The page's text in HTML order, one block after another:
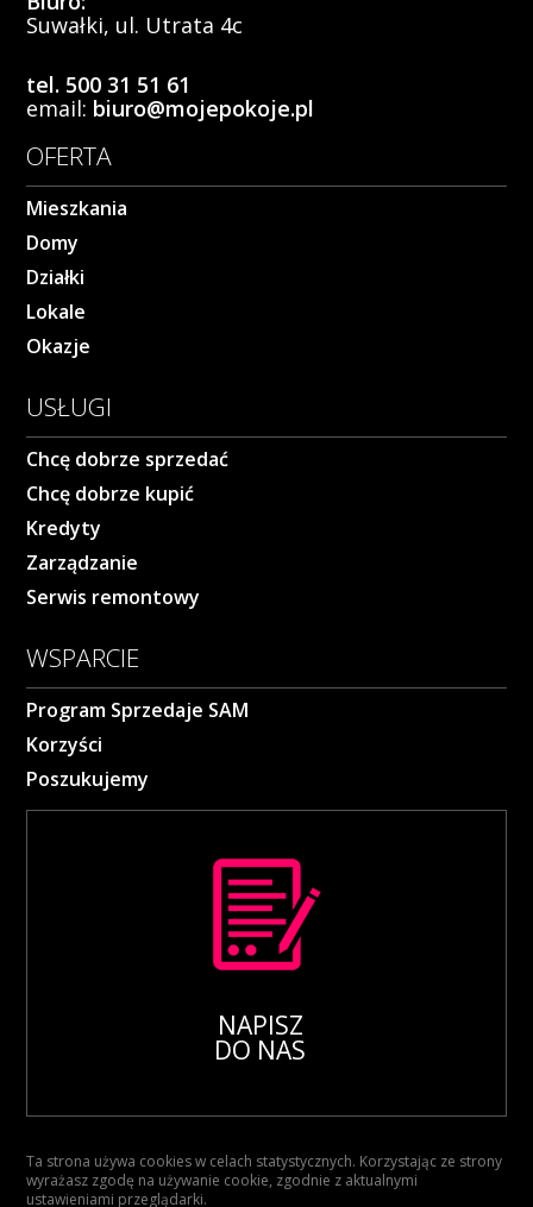
Suwałki, ul. Utrata 4c
tel. 500 31 51 61
email: biuro@mojepokoje.pl
OFERTA
Mieszkania
Domy
Działki
Lokale
Okazje
USŁUGI
Chcę dobrze sprzedać
Chcę dobrze kupić
Kredyty
Zarządzanie
Serwis remontowy
WSPARCIE
Program Sprzedaje SAM
Korzyści
Poszukujemy
NAPISZ
DO NAS
Ta strona używa cookies w celach statystycznych. Korzystając ze strony
wyrażasz zgodę na używanie cookie, zgodnie z aktualnymi
ustawieniami przeglądarki.